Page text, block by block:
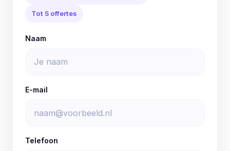
Tot 5 offertes
Naam
E-mail
Telefoon